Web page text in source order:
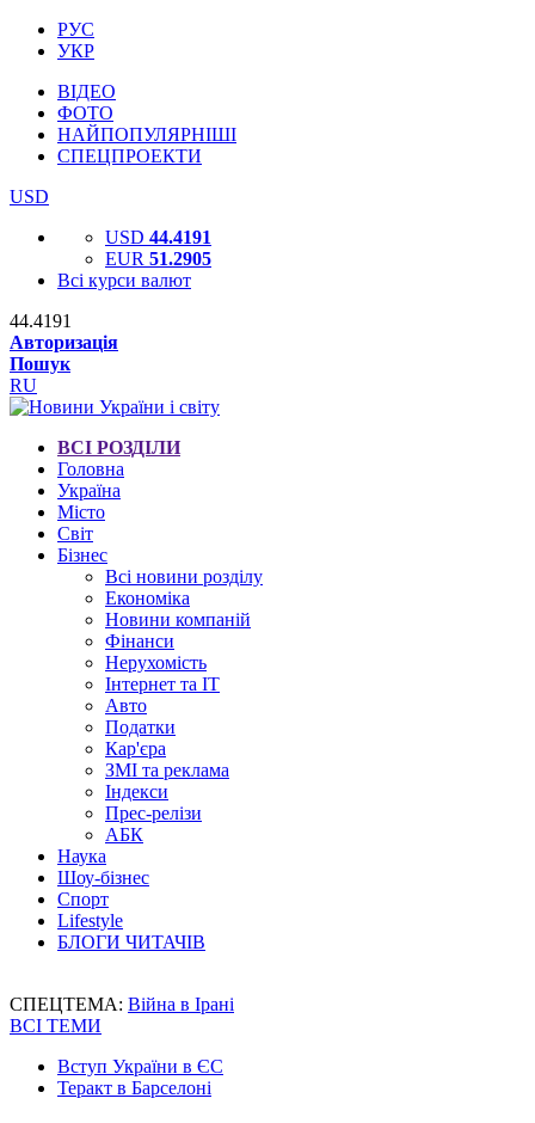
РУС
УКР
ВІДЕО
ФОТО
НАЙПОПУЛЯРНІШІ
СПЕЦПРОЕКТИ
USD
USD 44.4191
EUR 51.2905
Всі курси валют
44.4191
Авторизація
Пошук
RU
ВСІ РОЗДІЛИ
Головна
Україна
Місто
Світ
Бізнес
Всі новини розділу
Економіка
Новини компаній
Фінанси
Нерухомість
Інтернет та IT
Авто
Податки
Кар'єра
ЗМІ та реклама
Індекси
Прес-релізи
АБК
Наука
Шоу-бізнес
Спорт
Lifestyle
БЛОГИ ЧИТАЧІВ
СПЕЦТЕМА: Війна в Ірані
ВСІ ТЕМИ
Вступ України в ЄС
Теракт в Барселоні